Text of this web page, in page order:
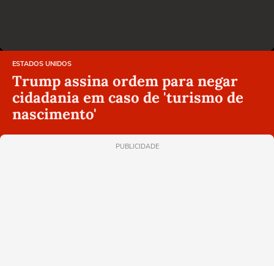
ESTADOS UNIDOS
Trump assina ordem para negar
cidadania em caso de 'turismo de
nascimento'
PUBLICIDADE